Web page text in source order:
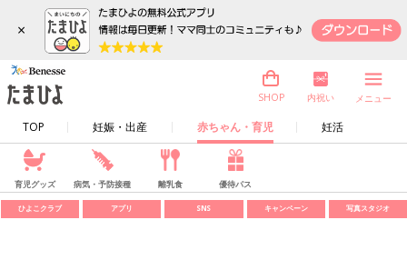
×
TOP 妊娠・出産 赤ちゃん・育児 妊活
SHOP 内祝い メニュー
育児グッズ 病気・予防接種 離乳食 優待パス
ひよこクラブ アプリ SNS キャンペーン 写真スタジオ